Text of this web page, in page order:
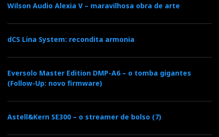
Wilson Audio Alexia V – maravilhosa obra de arte
dCS Lina System: recondita armonia
Eversolo Master Edition DMP-A6 – o tomba gigantes
(Follow-Up: novo firmware)
Astell&Kern SE300 – o streamer de bolso (7)